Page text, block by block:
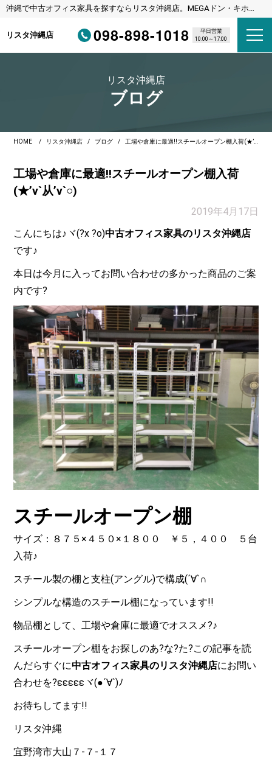
沖縄で中古オフィス家具を探すならリスタ沖縄店。MEGAドン・キホー
リスタ沖縄店
098-898-1018
平日営業
10:00～17:00
リスタ沖縄店
ブログ
HOME リスタ沖縄店 ブログ 工場や倉庫に最適!!スチールオープン棚入荷(★’v`从’v`○)
工場や倉庫に最適!!スチールオープン棚入荷
(★’v`从’v`○)
2019年4月17日
こんにちは♪ヾ(?x ?o)中古オフィス家具のリスタ沖縄店
です♪
本日は今月に入ってお問い合わせの多かった商品のご案
内です?
スチールオープン棚
サイズ：８７５×４５０×１８００ ￥５，４００ ５台
入荷♪
スチール製の棚と支柱(アングル)で構成(´∀`∩
シンプルな構造のスチール棚になっています!!
物品棚として、工場や倉庫に最適でオススメ?♪
スチールオープン棚をお探しのあ?な?た?この記事を読
んだらすぐに中古オフィス家具のリスタ沖縄店にお問い
合わせを?εεεεεヾ(●´∀`)ﾉ
お待ちしてます!!
リスタ沖縄
宜野湾市大山７-７-１７